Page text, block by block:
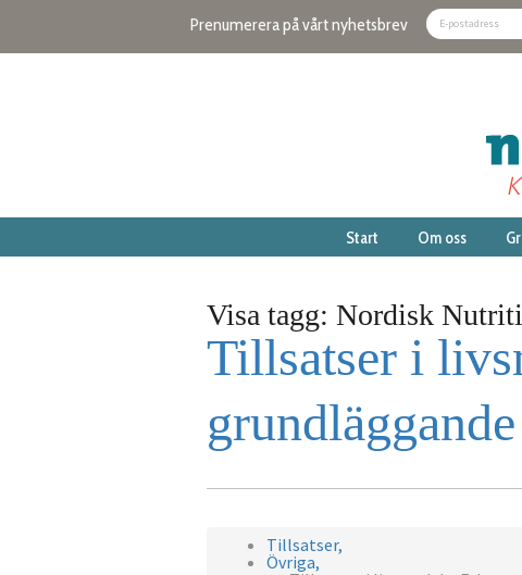
Prenumerera på vårt nyhetsbrev
Start Om oss
Visa tagg: Nordisk
Tillsatser i
Tillsatser,
Övriga,